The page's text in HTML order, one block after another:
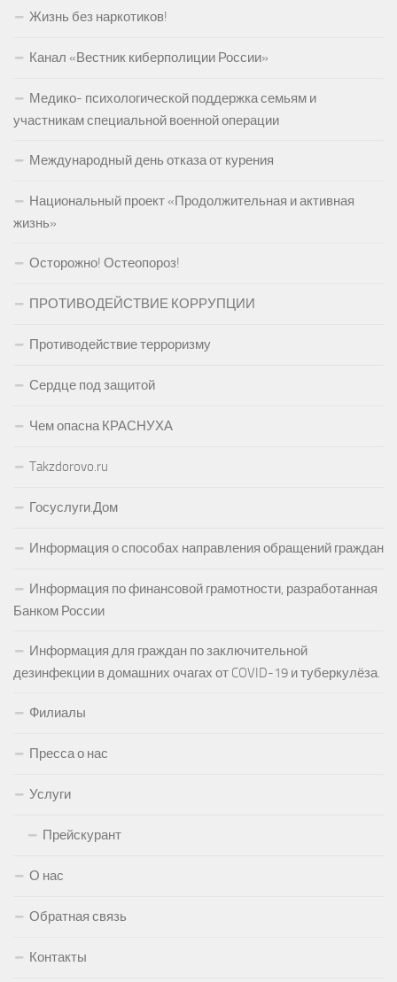
Жизнь без наркотиков!
Канал «Вестник киберполиции России»
Медико- психологической поддержка семьям и
участникам специальной военной операции
Международный день отказа от курения
Национальный проект «Продолжительная и активная
жизнь»
Осторожно! Остеопороз!
ПРОТИВОДЕЙСТВИЕ КОРРУПЦИИ
Противодействие терроризму
Сердце под защитой
Чем опасна КРАСНУХА
Takzdorovo.ru
Госуслуги.Дом
Информация о способах направления обращений граждан
Информация по финансовой грамотности, разработанная
Банком России
Информация для граждан по заключительной
дезинфекции в домашних очагах от COVID-19 и туберкулёза.
Филиалы
Пресса о нас
Услуги
Прейскурант
О нас
Обратная связь
Контакты